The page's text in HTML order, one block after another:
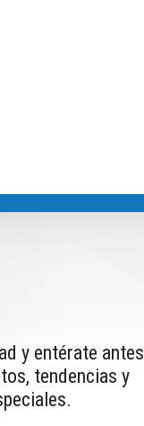
y entérate antes
tendencias y